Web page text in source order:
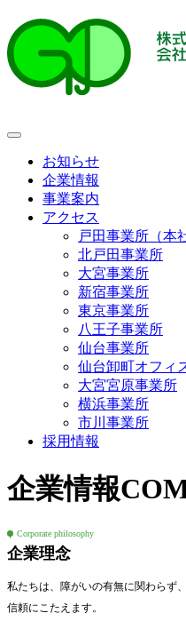
お知らせ
企業情報
事業案内
アクセス
戸田事業所（本
北戸田事業所
大宮事業所
新宿事業所
東京事業所
八王子事業所
仙台事業所
仙台卸町オフィ
大宮宮原事業所
横浜事業所
市川事業所
採用情報
企業情報
企業理念
Corporate philosophy
私たちは、障がいの有無に関わらず
信頼にこたえます。